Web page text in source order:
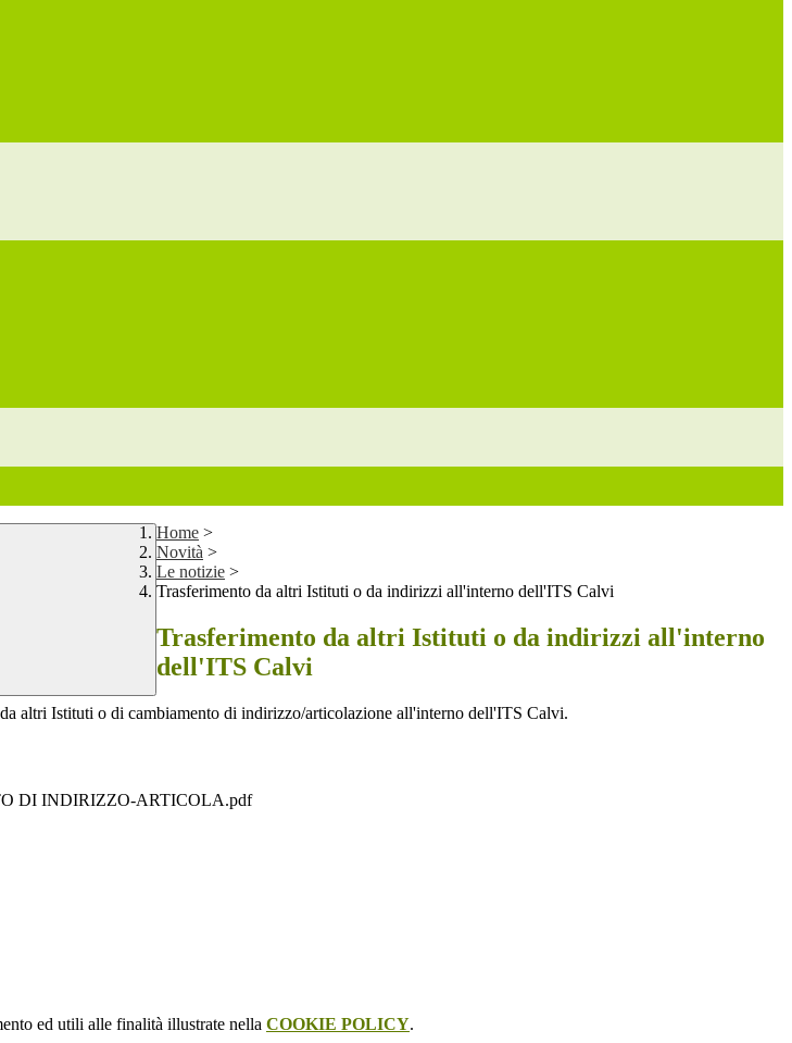
Home >
Novità >
Le notizie >
Trasferimento da altri Istituti o da indirizzi all'interno dell'ITS Calvi
Trasferimento da altri Istituti o da indirizzi all'interno
dell'ITS Calvi
altri Istituti o di cambiamento di indirizzo/articolazione all'interno dell'ITS Calvi.
DI INDIRIZZO-ARTICOLA.pdf
ed utili alle finalità illustrate nella COOKIE POLICY.